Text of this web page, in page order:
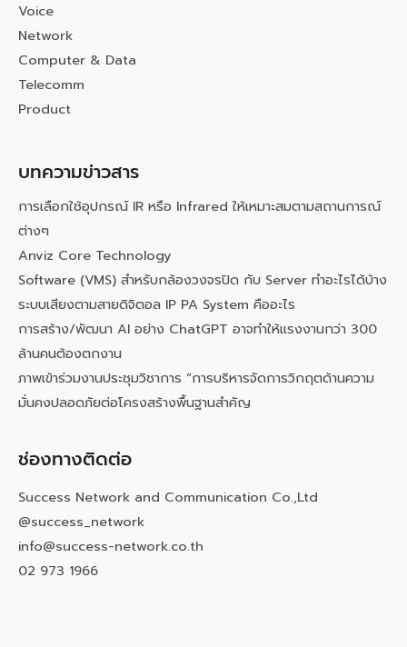
Voice
Network
Computer & Data
Telecomm
Product
บทความข่าวสาร
การเลือกใช้อุปกรณ์ IR หรือ Infrared ให้เหมาะสมตามสถานการณ์
ต่างๆ
Anviz Core Technology
Software (VMS) สำหรับกล้องวงจรปิด กับ Server ทำอะไรได้บ้าง
ระบบเสียงตามสายดิจิตอล IP PA System คืออะไร
การสร้าง/พัฒนา AI อย่าง ChatGPT อาจทำให้แรงงานกว่า 300
ล้านคนต้องตกงาน
ภาพเข้าร่วมงานประชุมวิชาการ “การบริหารจัดการวิกฤตด้านความ
มั่นคงปลอดภัยต่อโครงสร้างพื้นฐานสำคัญ
ช่องทางติดต่อ
Success Network and Communication Co.,Ltd
@success_network
info@success-network.co.th
02 973 1966